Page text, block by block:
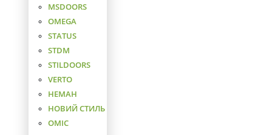
MSDOORS
OMEGA
STATUS
STDM
STILDOORS
VERTO
НЕМАН
НОВИЙ СТИЛЬ
ОМІС